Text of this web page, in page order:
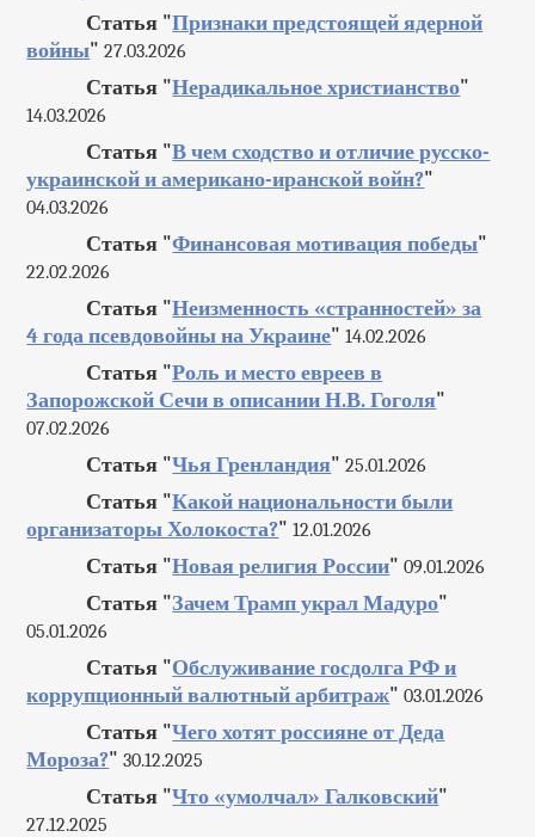
Статья "Признаки предстоящей ядерной
войны" 27.03.2026
Статья "Нерадикальное христианство"
14.03.2026
Статья "В чем сходство и отличие русско-
украинской и американо-иранской войн?"
04.03.2026
Статья "Финансовая мотивация победы"
22.02.2026
Статья "Неизменность «странностей» за
4 года псевдовойны на Украине" 14.02.2026
Статья "Роль и место евреев в
Запорожской Сечи в описании Н.В. Гоголя"
07.02.2026
Статья "Чья Гренландия" 25.01.2026
Статья "Какой национальности были
организаторы Холокоста?" 12.01.2026
Статья "Новая религия России" 09.01.2026
Статья "Зачем Трамп украл Мадуро"
05.01.2026
Статья "Обслуживание госдолга РФ и
коррупционный валютный арбитраж" 03.01.2026
Статья "Чего хотят россияне от Деда
Мороза?" 30.12.2025
Статья "Что «умолчал» Галковский"
27.12.2025